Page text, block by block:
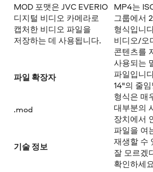
MOD 포맷은 JVC EVERIO
디지털 비디오 카메라로
캡처한 비디오 파일을
저장하는 데 사용됩니다.
파일 확장자
.mod
기술 정보
MP4는
그룹에서
형식입니
비디오/오
콘텐츠를
사용되는
파일입니
14"의 줄
형식은 매
대부분의
장치에서
파일을 여
재생할 수
잘 모르겠
확인하세